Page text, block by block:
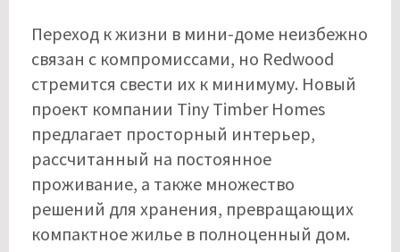
Переход к жизни в мини-доме неизбежно
связан с компромиссами, но Redwood
стремится свести их к минимуму. Новый
проект компании Tiny Timber Homes
предлагает просторный интерьер,
рассчитанный на постоянное
проживание, а также множество
решений для хранения, превращающих
компактное жилье в полноценный дом.